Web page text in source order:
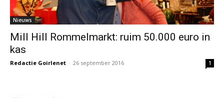
Nieuws
Mill Hill Rommelmarkt: ruim 50.000 euro in
kas
Redactie Goirlenet - 26 september 2016 1